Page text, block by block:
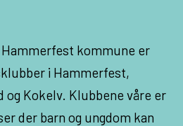
kommune er
i Hammerfest,
og Kokelv. Klubbene våre er
der barn og ungdom kan